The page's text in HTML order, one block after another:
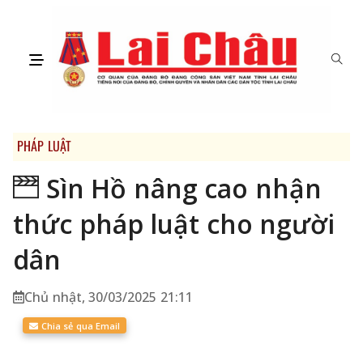
PHÁP LUẬT
Sìn Hồ nâng cao nhận
thức pháp luật cho người
dân
Chủ nhật, 30/03/2025 21:11
Chia sẻ qua Email